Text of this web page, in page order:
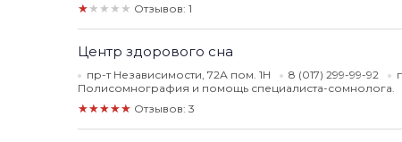
★★★★★ Отзывов: 1
Центр здорового сна
пр-т Независимости, 72А пом. 1Н 8 (017) 299-99-92
Полисомнография и помощь специалиста-сомнолога.
★★★★★ Отзывов: 3